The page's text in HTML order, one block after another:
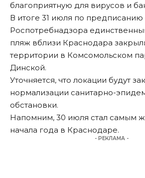
благоприятную для вирусов и
В итоге 31 июля по предписанию
Роспотребнадзора
пляж вблизи Краснодара
территории в Комсомольском
Динской.
Уточняется, что локации будут
нормализации санитарно-
обстановки.
Напомним, 30 июля стал самым
начала года в Краснодаре.
- РЕКЛАМА -